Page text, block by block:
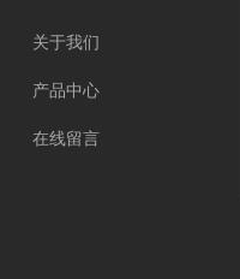
关于我们
产品中心
在线留言